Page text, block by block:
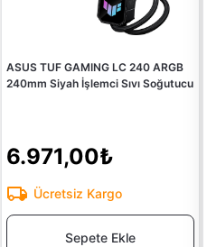
ASUS TUF GAMING LC 240 ARGB
240mm Siyah İşlemci Sıvı Soğutucu
6.971,00₺
Ücretsiz Kargo
Sepete Ekle